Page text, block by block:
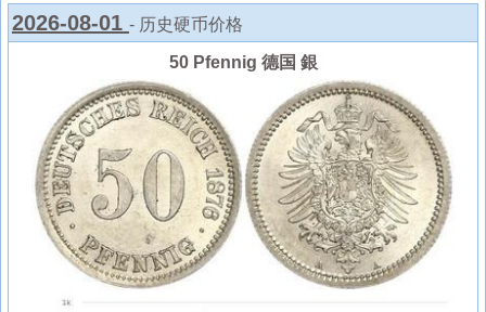
2026-08-01 - 历史硬币价格
50 Pfennig 德国 銀